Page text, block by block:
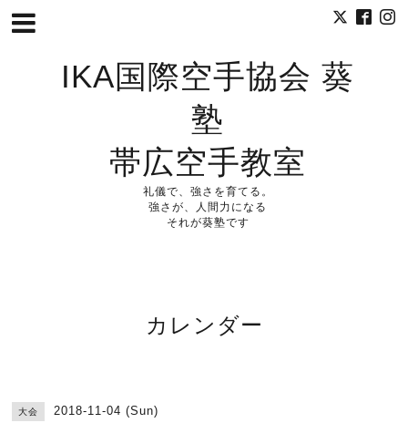
IKA国際空手協会 葵
塾
帯広空手教室
礼儀で、強さを育てる。
強さが、人間力になる
それが葵塾です
カレンダー
大会 2018-11-04 (Sun)